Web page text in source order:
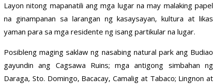
Layon nitong mapanatili ang mga lugar na may malaking papel
na ginampanan sa larangan ng kasaysayan, kultura at likas
yaman para sa mga residente ng isang partikular na lugar.
Posibleng maging saklaw ng nasabing natural park ang Budiao
gayundin ang Cagsawa Ruins; mga antigong simbahan ng
Daraga, Sto. Domingo, Bacacay, Camalig at Tabaco; Lingnon at